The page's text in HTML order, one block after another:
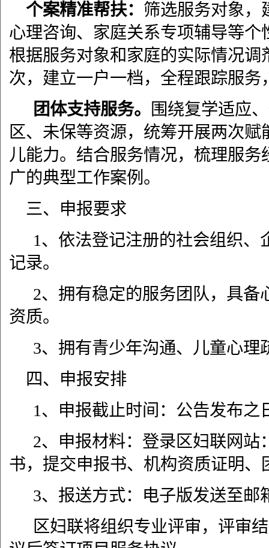
个案精准帮扶： 筛选服务对象，
心理咨询、家庭关系专项辅导等
根据服务对象和家庭的实际情况
次，建立一户一档，全程跟踪服务
团体支持服务。
围绕复学适应
区、未保等资源，统筹开展两次
儿能力。结合服务情况，梳理服
广的典型工作案例。
三、申报要求
1、依法登记注册的社会组织、
记录。
2、拥有稳定的服务团队，具备
资质。
3、拥有青少年沟通、儿童心理
四、申报安排
1、申报截止时间：公告发布之
2、申报材料：登录区妇联网站
书，提交申报书、机构资质证明
3、报送方式：电子版发送至邮
区妇联将组织专业评审，评审